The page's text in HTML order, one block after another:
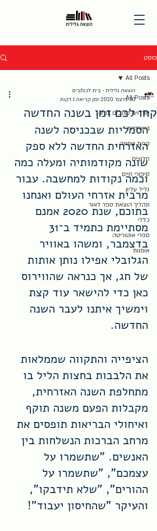
פוסט
All Posts
אורחים כותבים בבלוג
ביוגרפיות
קרית שמונה
חלוצים
סיפורי חיים
גליל עליון
תהליך הוצאת ספר לאור
כללי
ספרי אוטוריטה
אומנות
All Posts
קחו לכם זמן בשנה החדשה
הוצאה גלילית - בית לכותבים
30 בדצמ׳ 2020
זמן קריאה 1 דקות
הסמליות שבכניסה לשנה
האזרחית החדשה ללא ספק
שונה מקודמותיה ומעלה כמה
וכמה נקודות למחשבה. עבור
מרבית אזרחי העולם ואנחנו
בתוכם, שנת 2020 אמנם
בדצמבר, ומשהו באוויר
הגלובלי אפילו נותן אותות
של חג, אך כנראה שהווירוס
כאן כדי להישאר עוד קצת
וימשיך איתנו לעבר השנה
החדשה.
הציפייה והתקווה שממלאות
את הלבבות בחצות הליל בו
מתחלפת השנה האזרחית,
מקבלות הפעם משנה תוקף
ואיחולי הבריאות תופסים את
מרחב הברכות הנשלחות בין
האנשים. "שתשמרו על
עצמכם", "שתשמרו על
ההורים", "שלא תידבקו",
והעיקר "שהחיסון יעבוד"!